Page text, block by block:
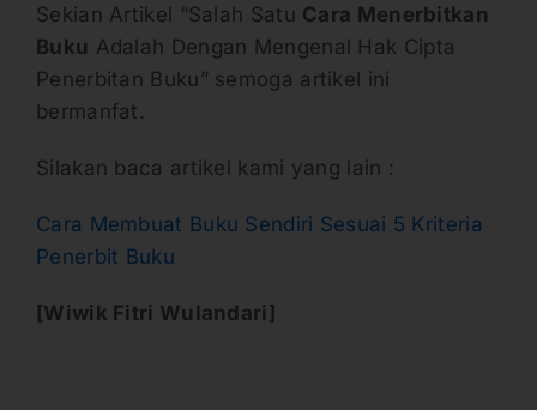
Sekian Artikel “Salah Satu Cara Menerbitkan
Buku Adalah Dengan Mengenal Hak Cipta
Penerbitan Buku” semoga artikel ini
bermanfat.
Silakan baca artikel kami yang lain :
Cara Membuat Buku Sendiri Sesuai 5 Kriteria
Penerbit Buku
[Wiwik Fitri Wulandari]